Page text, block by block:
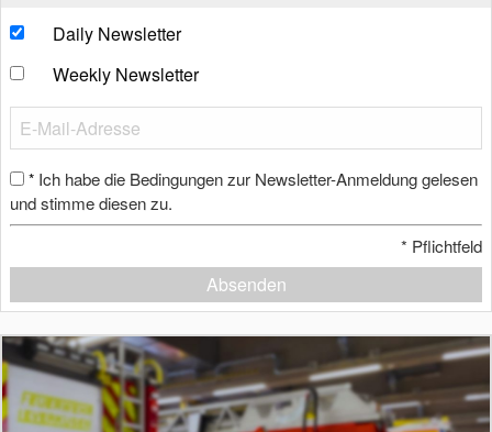
Daily Newsletter
Weekly Newsletter
* Ich habe die Bedingungen zur Newsletter-Anmeldung gelesen
und stimme diesen zu.
* Pflichtfeld
Absenden